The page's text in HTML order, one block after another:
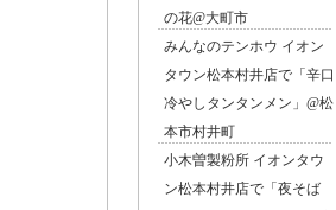
の花@大町市
みんなのテンホウ イオン
タウン松本村井店で「辛口
冷やしタンタンメン」@松
本市村井町
小木曽製粉所 イオンタウ
ン松本村井店で「夜そば